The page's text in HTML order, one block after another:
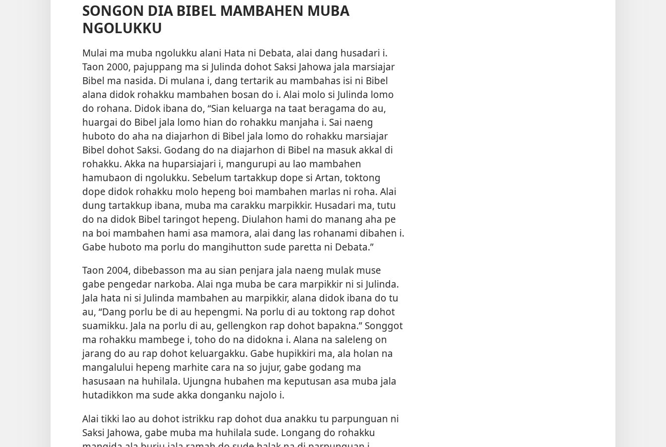
SONGON DIA BIBEL MAMBAHEN MUBA
NGOLUKKU
Mulai ma muba ngolukku alani Hata ni Debata, alai dang husadari i.
Taon 2000, pajuppang ma si Julinda dohot Saksi Jahowa jala marsiajar
Bibel ma nasida. Di mulana i, dang tertarik au mambahas isi ni Bibel
alana didok rohakku mambahen bosan do i. Alai molo si Julinda lomo
do rohana. Didok ibana do, “Sian keluarga na taat beragama do au,
huargai do Bibel jala lomo hian do rohakku manjaha i. Sai naeng
huboto do aha na diajarhon di Bibel jala lomo do rohakku marsiajar
Bibel dohot Saksi. Godang do na diajarhon di Bibel na masuk akkal di
rohakku. Akka na huparsiajari i, mangurupi au lao mambahen
hamubaon di ngolukku. Sebelum tartakkup dope si Artan, toktong
dope didok rohakku molo hepeng boi mambahen marlas ni roha. Alai
dung tartakkup ibana, muba ma carakku marpikkir. Husadari ma, tutu
do na didok Bibel taringot hepeng. Diulahon hami do manang aha pe
na boi mambahen hami asa mamora, alai dang las rohanami dibahen i.
Gabe huboto ma porlu do mangihutton sude paretta ni Debata.”
Taon 2004, dibebasson ma au sian penjara jala naeng mulak muse
gabe pengedar narkoba. Alai nga muba be cara marpikkir ni si Julinda.
Jala hata ni si Julinda mambahen au marpikkir, alana didok ibana do tu
au, “Dang porlu be di au hepengmi. Na porlu di au toktong rap dohot
suamikku. Jala na porlu di au, gellengkon rap dohot bapakna.” Songgot
ma rohakku mambege i, toho do na didokna i. Alana na saleleng on
jarang do au rap dohot keluargakku. Gabe hupikkiri ma, ala holan na
mangalului hepeng marhite cara na so jujur, gabe godang ma
hasusaan na huhilala. Ujungna hubahen ma keputusan asa muba jala
hutadikkon ma sude akka donganku najolo i.
Alai tikki lao au dohot istrikku rap dohot dua anakku tu parpunguan ni
Saksi Jahowa, gabe muba ma huhilala sude. Longang do rohakku